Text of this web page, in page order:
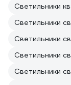
Светильники
Светильники
Светильники
Светильники
Светильники